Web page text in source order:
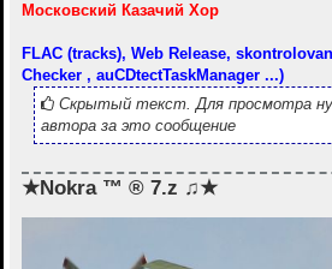
Московский Казачий Хор
FLAC (tracks), Web Release,
Checker , auCDtectTaskManager ...)
Скрытый текст. Для просмотра
автора за это сообщение
★Nokra ™ ® 7.z ♫★